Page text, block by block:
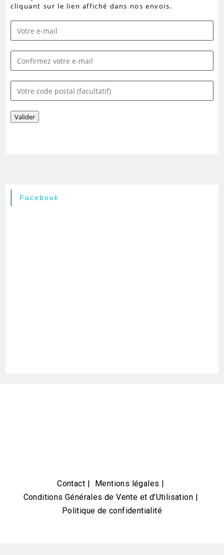
cliquant sur le lien affiché dans nos envois.
Valider
Facebook
Contact
Mentions légales
Conditions Générales de Vente et d’Utilisation
Politique de confidentialité